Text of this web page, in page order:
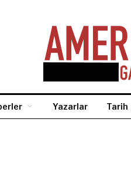
Yazarlar Tarih